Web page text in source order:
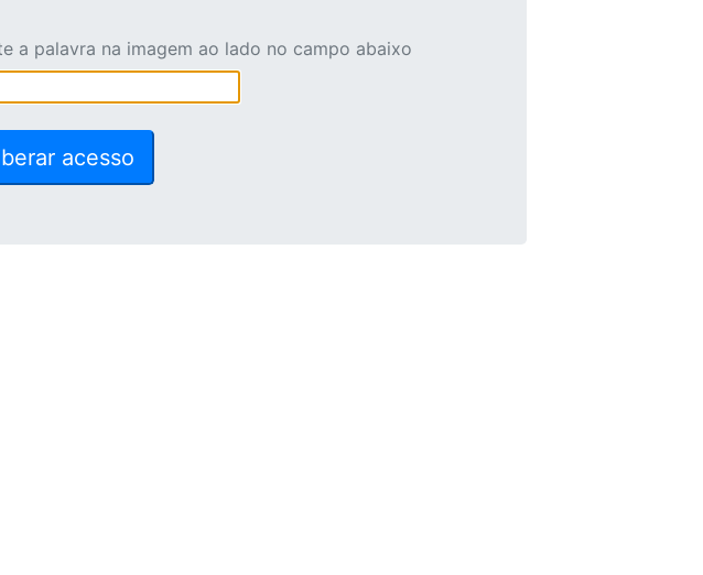
a palavra na imagem ao lado no campo abaixo